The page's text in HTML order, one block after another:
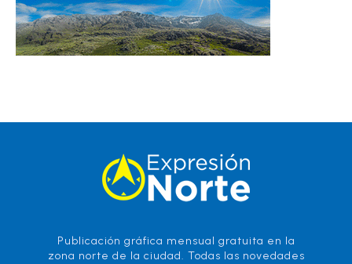
Publicación gráfica mensual gratuita en la
zona norte de la ciudad. Todas las novedades